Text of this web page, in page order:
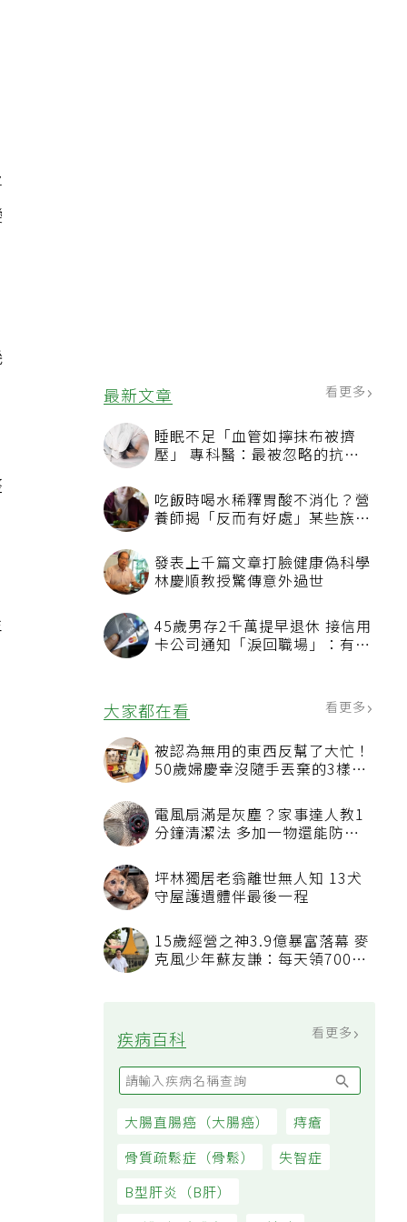
最新文章 看更多
睡眠不足「血管如擰抹布被擠
壓」 專科醫：最被忽略的抗老
吃飯時喝水稀釋胃酸不消化？營
養師揭「反而有好處」某些族群
發表上千篇文章打臉健康偽科學
林慶順教授驚傳意外過世
45歲男存2千萬提早退休 接信用
卡公司通知「淚回職場」：有錢
大家都在看
被認為無用的東西反幫了大忙！
50歲婦慶幸沒隨手丟棄的3樣物
電風扇滿是灰塵？家事達人教1
坪林獨居老翁離世無人知 13犬
守屋護遺體伴最後一程
15歲經營之神3.9億暴富落幕 麥
疾病百科